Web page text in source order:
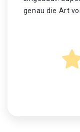
genau die Art